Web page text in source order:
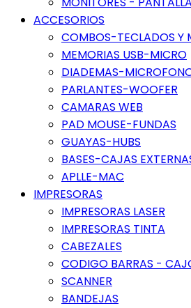
ACCESORIOS
COMBOS-TECLADOS Y
MEMORIAS USB-MICRO
DIADEMAS-
PARLANTES-WOOFER
CAMARAS WEB
PAD MOUSE-FUNDAS
GUAYAS-HUBS
BASES-CAJAS
APLLE-MAC
IMPRESORAS
IMPRESORAS LASER
IMPRESORAS TINTA
CABEZALES
CODIGO BARRAS -
SCANNER
BANDEJAS